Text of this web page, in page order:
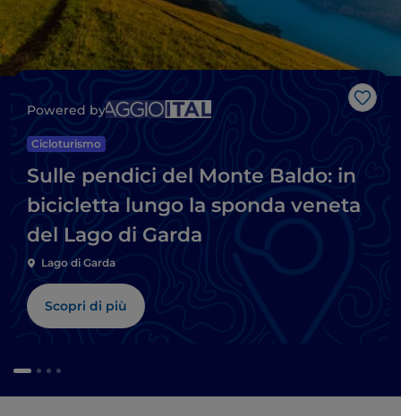
Like
Powered by
Cicloturismo
Sulle pendici del Monte Baldo: in
bicicletta lungo la sponda veneta
del Lago di Garda
Lago di Garda
Scopri di più